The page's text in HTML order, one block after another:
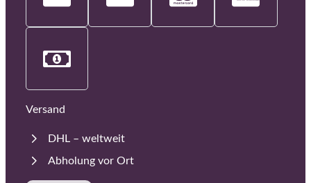
Versand
DHL – weltweit
Abholung vor Ort